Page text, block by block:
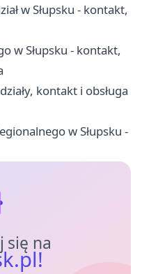
w Słupsku - kontakt,
w Słupsku - kontakt,
kontakt i obsługa
w Słupsku -
się na